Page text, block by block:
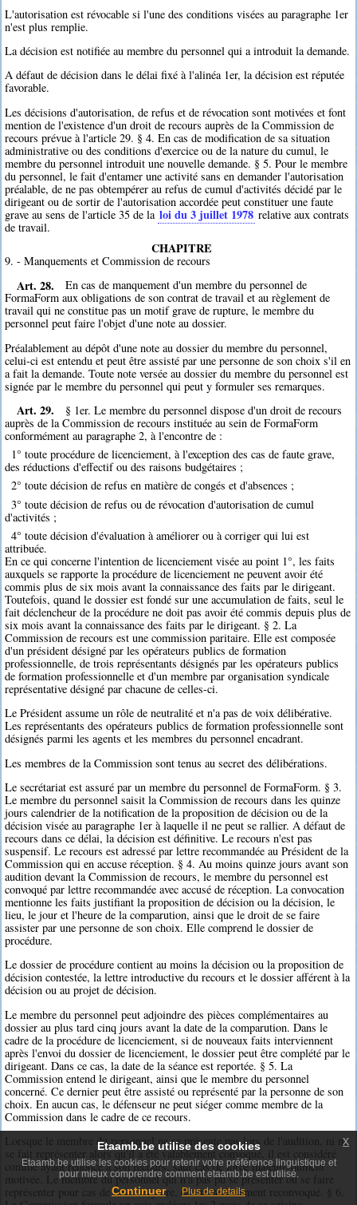
L'autorisation est révocable si l'une des conditions visées au paragraphe 1er
n'est plus remplie.
La décision est notifiée au membre du personnel qui a introduit la demande.
A défaut de décision dans le délai fixé à l'alinéa 1er, la décision est réputée
favorable.
Les décisions d'autorisation, de refus et de révocation sont motivées et font
mention de l'existence d'un droit de recours auprès de la Commission de
recours prévue à l'article 29. § 4. En cas de modification de sa situation
administrative ou des conditions d'exercice ou de la nature du cumul, le
membre du personnel introduit une nouvelle demande. § 5. Pour le membre
du personnel, le fait d'entamer une activité sans en demander l'autorisation
préalable, de ne pas obtempérer au refus de cumul d'activités décidé par le
dirigeant ou de sortir de l'autorisation accordée peut constituer une faute
grave au sens de l'article 35 de la loi du 3 juillet 1978 relative aux contrats
de travail.
CHAPITRE
9. - Manquements et Commission de recours
Art. 28.
En cas de manquement d'un membre du personnel de
FormaForm aux obligations de son contrat de travail et au règlement de
travail qui ne constitue pas un motif grave de rupture, le membre du
personnel peut faire l'objet d'une note au dossier.
Préalablement au dépôt d'une note au dossier du membre du personnel,
celui-ci est entendu et peut être assisté par une personne de son choix s'il en
a fait la demande. Toute note versée au dossier du membre du personnel est
signée par le membre du personnel qui peut y formuler ses remarques.
Art. 29.
§ 1er. Le membre du personnel dispose d'un droit de recours
auprès de la Commission de recours instituée au sein de FormaForm
conformément au paragraphe 2, à l'encontre de :
1° toute procédure de licenciement, à l'exception des cas de faute grave,
des réductions d'effectif ou des raisons budgétaires ;
2° toute décision de refus en matière de congés et d'absences ;
3° toute décision de refus ou de révocation d'autorisation de cumul
d'activités ;
4° toute décision d'évaluation à améliorer ou à corriger qui lui est
attribuée.
En ce qui concerne l'intention de licenciement visée au point 1°, les faits
auxquels se rapporte la procédure de licenciement ne peuvent avoir été
commis plus de six mois avant la connaissance des faits par le dirigeant.
Toutefois, quand le dossier est fondé sur une accumulation de faits, seul le
fait déclencheur de la procédure ne doit pas avoir été commis depuis plus de
six mois avant la connaissance des faits par le dirigeant. § 2. La
Commission de recours est une commission paritaire. Elle est composée
d'un président désigné par les opérateurs publics de formation
professionnelle, de trois représentants désignés par les opérateurs publics
de formation professionnelle et d'un membre par organisation syndicale
représentative désigné par chacune de celles-ci.
Le Président assume un rôle de neutralité et n'a pas de voix délibérative.
Les représentants des opérateurs publics de formation professionnelle sont
désignés parmi les agents et les membres du personnel encadrant.
Les membres de la Commission sont tenus au secret des délibérations.
Le secrétariat est assuré par un membre du personnel de FormaForm. § 3.
Le membre du personnel saisit la Commission de recours dans les quinze
jours calendrier de la notification de la proposition de décision ou de la
décision visée au paragraphe 1er à laquelle il ne peut se rallier. A défaut de
recours dans ce délai, la décision est définitive. Le recours n'est pas
suspensif. Le recours est adressé par lettre recommandée au Président de la
Commission qui en accuse réception. § 4. Au moins quinze jours avant son
audition devant la Commission de recours, le membre du personnel est
convoqué par lettre recommandée avec accusé de réception. La convocation
mentionne les faits justifiant la proposition de décision ou la décision, le
lieu, le jour et l'heure de la comparution, ainsi que le droit de se faire
assister par une personne de son choix. Elle comprend le dossier de
procédure.
Le dossier de procédure contient au moins la décision ou la proposition de
décision contestée, la lettre introductive du recours et le dossier afférent à la
décision ou au projet de décision.
Le membre du personnel peut adjoindre des pièces complémentaires au
dossier au plus tard cinq jours avant la date de la comparution. Dans le
cadre de la procédure de licenciement, si de nouveaux faits interviennent
après l'envoi du dossier de licenciement, le dossier peut être complété par le
dirigeant. Dans ce cas, la date de la séance est reportée. § 5. La
Commission entend le dirigeant, ainsi que le membre du personnel
concerné. Ce dernier peut être assisté ou représenté par la personne de son
choix. En aucun cas, le défenseur ne peut siéger comme membre de la
Commission dans le cadre de ce recours.
Lorsque le membre du personnel ne se présente pas lors de l'audition, ni ne
se fait représenter alors qu'il a été valablement convoqué, il est considéré
comme ayant renoncé à son recours, sauf cas de force majeure dument
motivée. Le membre du personnel qui n'a pas pu se présenter ou se faire
représenter pour cas de force majeure, est immédiatement reconvoqué. § 6.
Etaamb.be utilise des cookies
Etaamb.be utilise les cookies pour retenir votre préférence linguistique et
pour mieux comprendre comment etaamb.be est utilisé.
Continuer Plus de details
x